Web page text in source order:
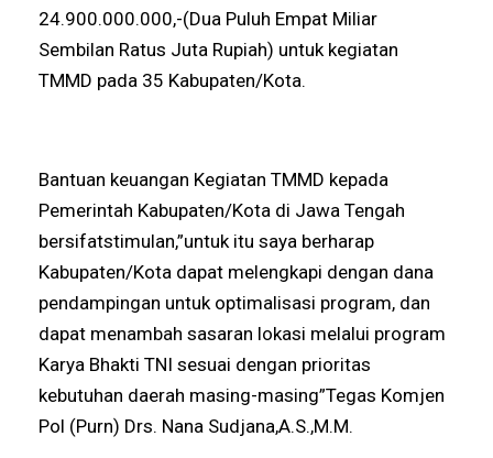
24.900.000.000,-(Dua Puluh Empat Miliar
Sembilan Ratus Juta Rupiah) untuk kegiatan
TMMD pada 35 Kabupaten/Kota.
Bantuan keuangan Kegiatan TMMD kepada
Pemerintah Kabupaten/Kota di Jawa Tengah
bersifatstimulan,”untuk itu saya berharap
Kabupaten/Kota dapat melengkapi dengan dana
pendampingan untuk optimalisasi program, dan
dapat menambah sasaran lokasi melalui program
Karya Bhakti TNI sesuai dengan prioritas
kebutuhan daerah masing-masing”Tegas Komjen
Pol (Purn) Drs. Nana Sudjana,A.S.,M.M.